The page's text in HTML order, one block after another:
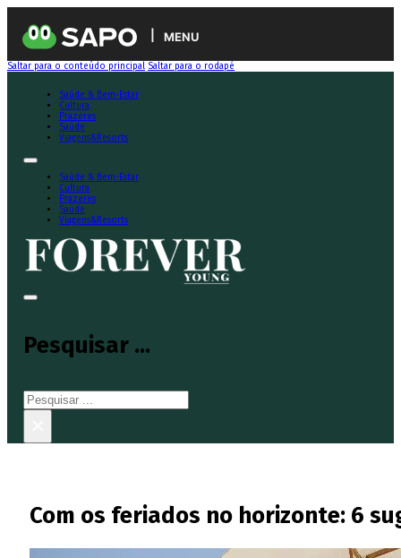
MENU
Saltar para o conteúdo principal Saltar para o rodapé
Saúde & Bem-Estar
Cultura
Prazeres
Saúde
Viagens&Resorts
Saúde & Bem-Estar
Cultura
Prazeres
Saúde
Viagens&Resorts
Pesquisar ...
Pesquisar
Com os feriados no horizonte: 6